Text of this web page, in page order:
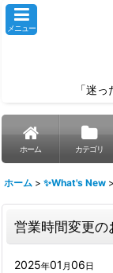
メニュー
「迷
ホーム カテゴリ
ホーム > ✨What's New >
営業時間変更の
2025年01 月 06 日